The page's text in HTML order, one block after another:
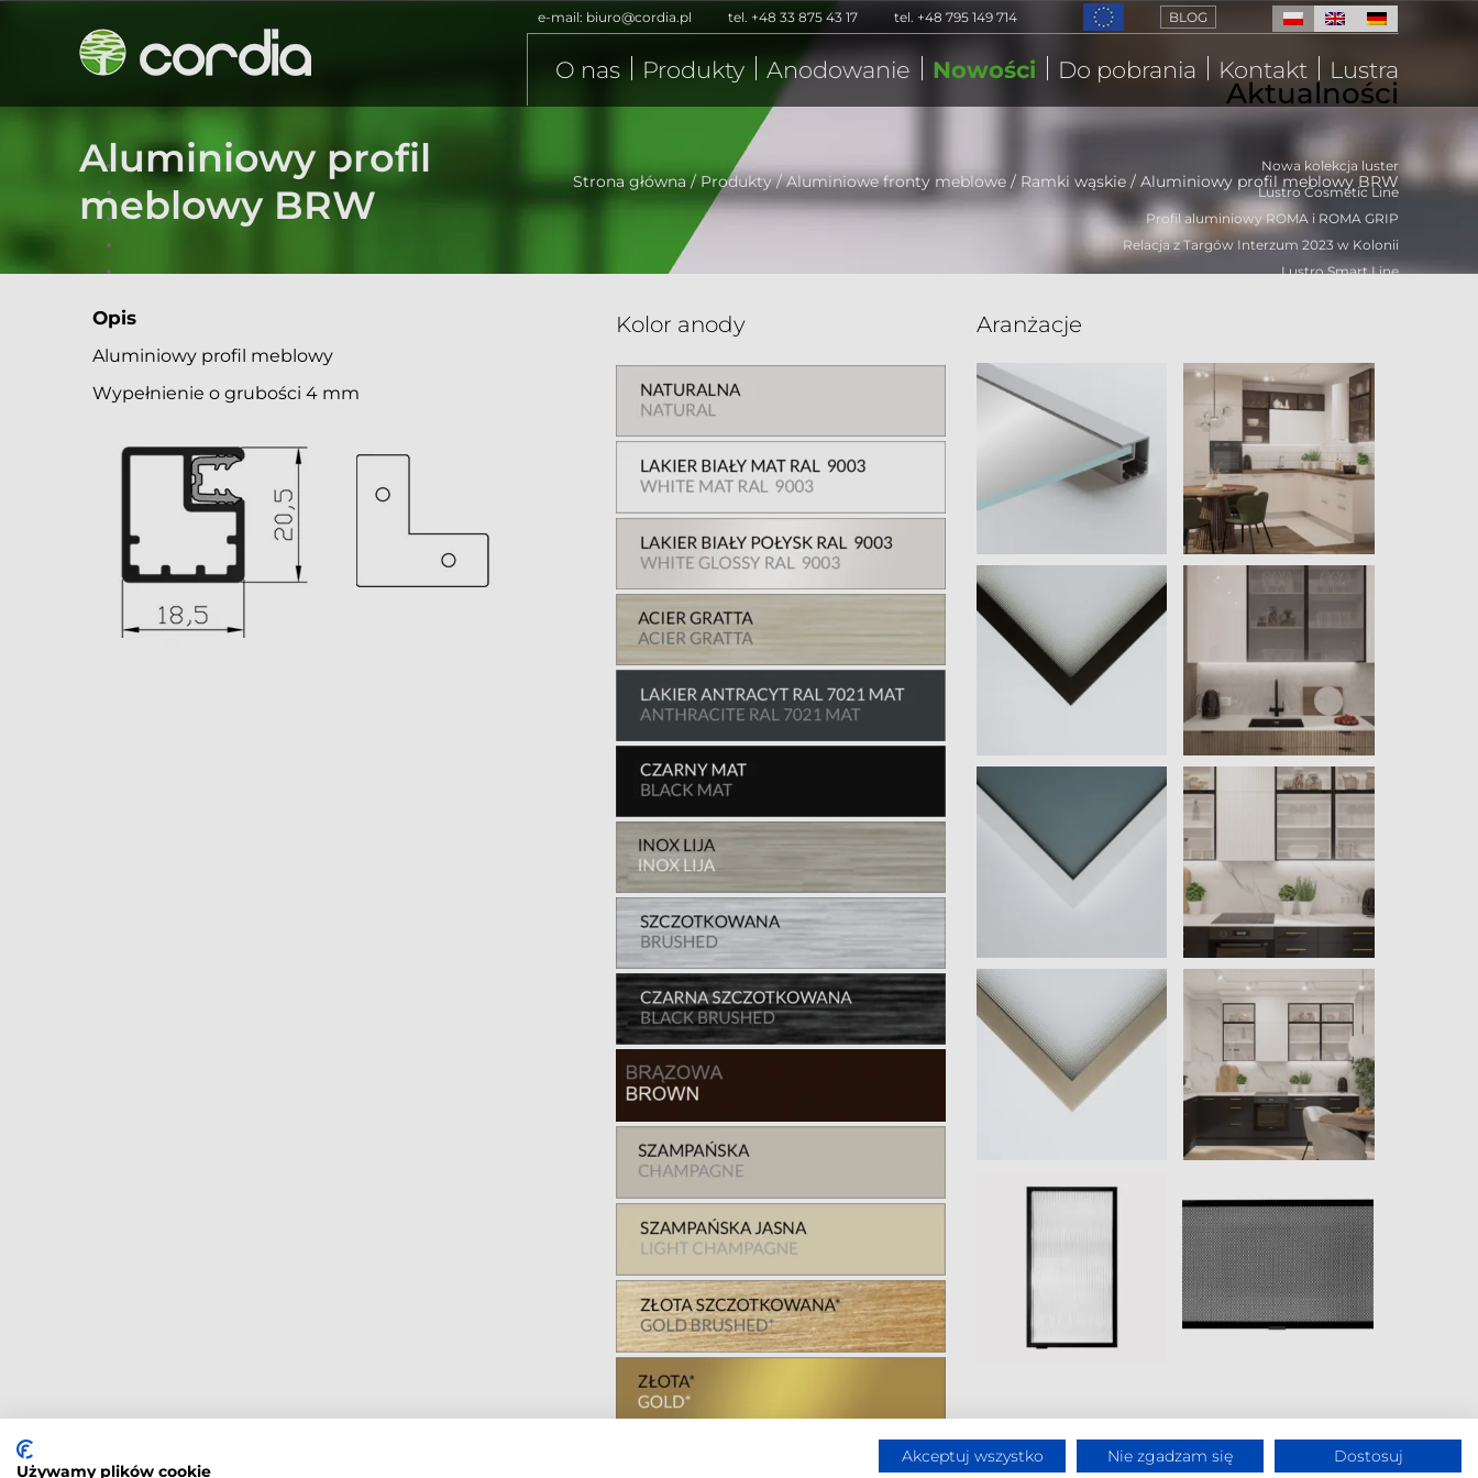
zawartości
e-mail: biuro@cordia.pl tel. +48 33 875 43 17 tel. +48 795 149 714 BLOG
Aktualności
Nowa kolekcja luster
Lustro Cosmetic Line
Profil aluminiowy ROMA i ROMA GRIP
Relacja z Targów Interzum 2023 w Kolonii
Lustro Smart Line
O nas Produkty Anodowanie Nowości Do pobrania Kontakt Lustra
Aluminiowy profil
meblowy BRW
Strona główna/Produkty/Aluminiowe fronty meblowe / Ramki wąskie / Aluminiowy profil meblowy BRW
Opis
Aluminiowy profil meblowy
Wypełnienie o grubości 4 mm
Kolor anody Aranżacje
Używamy plików cookie
Akceptuj wszystko Nie zgadzam się Dostosuj